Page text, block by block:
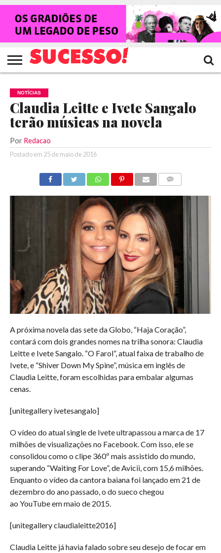
HOME
NOTÍCIAS
SHOWS
ENTREVISTAS
CLIQUES
RANKING
CROWLEY
TV
SUCESSO!
REVISTA
SUCESSO!
NOTÍCIAS
Claudia Leitte e Ivete Sangalo
terão músicas na novela
Por Redacao
Postado em 25 de maio de 2016
A próxima novela das sete da Globo, “Haja Coração”,
contará com dois grandes nomes na trilha sonora: Claudia
Leitte e Ivete Sangalo. “O Farol”, atual faixa de trabalho de
Ivete, e “Shiver Down My Spine”, música em inglês de
Claudia Leitte, foram escolhidas para embalar algumas
cenas.
[unitegallery ivetesangalo]
O vídeo do atual single de Ivete ultrapassou a marca de 17
milhões de visualizações no Facebook. Com isso, ele se
consolidou como o clipe 360º mais assistido do mundo,
superando “Waiting For Love”, de Avicii, com 15,6 milhões.
Enquanto o vídeo da cantora baiana foi lançado em 21 de
dezembro do ano passado, o do sueco chegou
ao YouTube em maio de 2015.
[unitegallery claudialeitte2016]
Claudia Leitte já havia falado sobre seu desejo de focar em